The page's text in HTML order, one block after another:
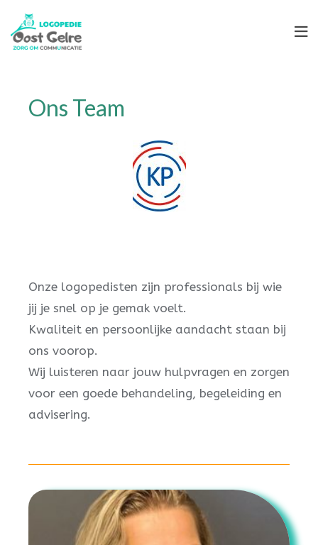
Ons Team
Onze logopedisten zijn professionals bij wie
jij je snel op je gemak voelt.
Kwaliteit en persoonlijke aandacht staan bij
ons voorop.
Wij luisteren naar jouw hulpvragen en zorgen
voor een goede behandeling, begeleiding en
advisering.